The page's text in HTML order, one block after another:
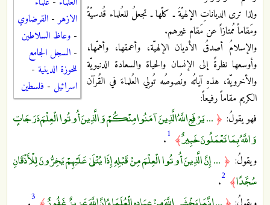
الازهر- القرضاوي
- وعاظ السلاطين
- السجل الجامع
للحوزة الدينية -
اسرائيل - فلسطين
ولذا ترى الدياناتِ الإلهيّةَ ـ كلّها ـ تجعلُ للعُلماء قُدسيّةً
ومَقاماً مُمتازاً عن مَقام غيرهم.
والإسلامُ أصدقُ الأديان الإلهيّة، وأعمقها، وأهمّها،
وأوسعها نظرةً إلى الإنسان والحياة والسعادة الدنيويّة
والأخرويّة، هذهِ آياتُه ونُصوصُه تُولِي العُلماءَ في القُرآن
الكريم مقاماً رفيعاً:
فهو يقولُ: ﴿ ... يَرْفَعِ اللَّهُ الَّذِينَ آمَنُوا مِنْكُمْ وَالَّذِينَ أُوتُوا الْعِلْمَ دَرَجَاتٍ
وَاللَّهُ بِمَا تَعْمَلُونَ خَبِيرٌ﴾ 1
.
ويقولُ: ﴿ ... إِنَّ الَّذِينَ أُوتُوا الْعِلْمَ مِنْ قَبْلِهِ إِذَا يُتْلَىٰ عَلَيْهِمْ يَخِرُّونَ لِلْأَذْقَانِ
سُجَّدًا﴾ 2
.
3